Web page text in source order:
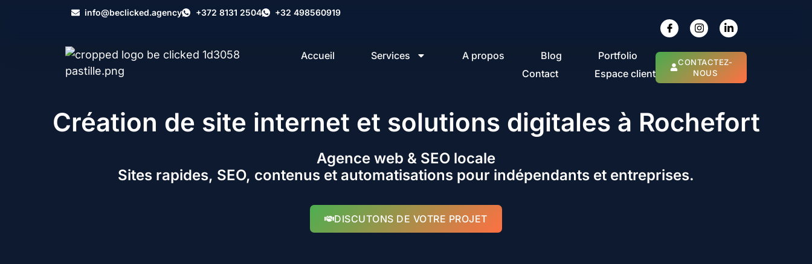
info@beclicked.agency +372 8131 2504 +32 498560919
Accueil Services A propos Blog
Portfolio
Contact
Espace client
CONTACTEZ-
NOUS
Création de site internet et solutions digitales à Rochefort
Agence web & SEO locale
Sites rapides, SEO, contenus et automatisations pour indépendants et entreprises.
DISCUTONS DE VOTRE PROJET